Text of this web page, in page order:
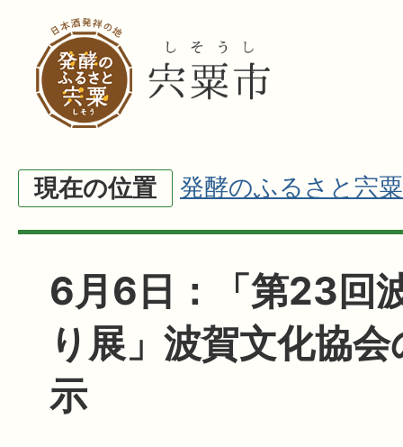
現在の位置 発酵のふるさと宍粟
6月6日：「第23回
り展」波賀文化協
示